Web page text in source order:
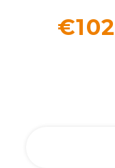
€102